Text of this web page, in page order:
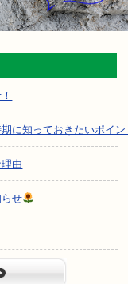
に知っておきたいポイン
由
せ